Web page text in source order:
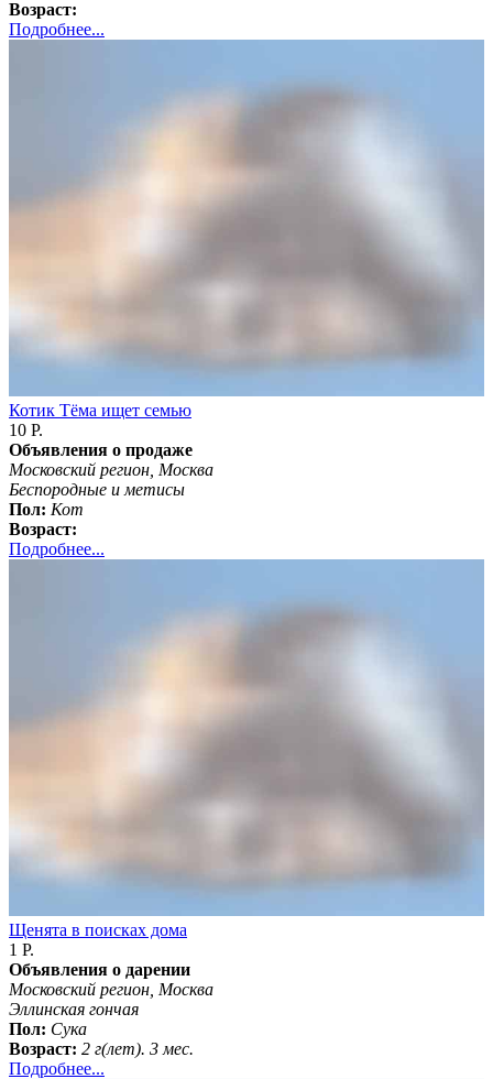
Возраст:
Подробнее...
Котик Тёма ищет семью
10 Р.
Объявления о продаже
Московский регион, Москва
Беспородные и метисы
Пол: Кот
Возраст:
Подробнее...
Щенята в поисках дома
1 Р.
Объявления о дарении
Московский регион, Москва
Эллинская гончая
Пол: Сука
Возраст: 2 г(лет). 3 мес.
Подробнее...